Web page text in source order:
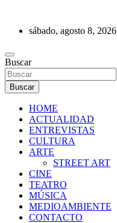
contenidosábado, agosto 8, 2026
REVISTA DE PRENSA
Buscar
Buscar
HOME
ACTUALIDAD
ENTREVISTAS
CULTURA
ARTE
STREET ART
CINE
TEATRO
MÚSICA
MEDIOAMBIENTE
CONTACTO